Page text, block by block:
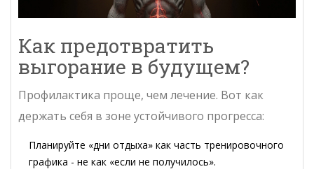
Как предотвратить
выгорание в будущем?
Профилактика проще, чем лечение. Вот как
держать себя в зоне устойчивого прогресса:
Планируйте «дни отдыха» как часть тренировочного
графика - не как «если не получилось».